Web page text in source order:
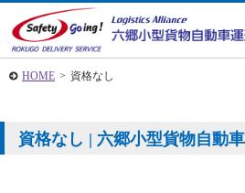
HOME > 資格なし
資格なし | 六郷小型貨物自動